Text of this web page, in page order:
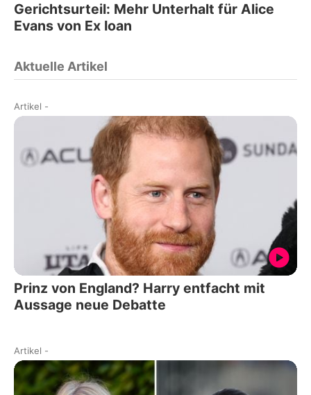
Gerichtsurteil: Mehr Unterhalt für Alice
Evans von Ex Ioan
Aktuelle Artikel
Artikel -
Prinz von England? Harry entfacht mit
Aussage neue Debatte
Artikel -